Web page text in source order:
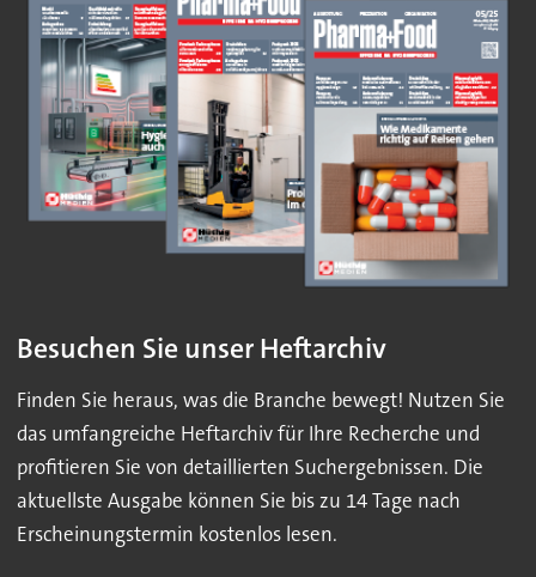
Besuchen Sie unser Heftarchiv
Finden Sie heraus, was die Branche bewegt! Nutzen Sie
das umfangreiche Heftarchiv für Ihre Recherche und
profitieren Sie von detaillierten Suchergebnissen. Die
aktuellste Ausgabe können Sie bis zu 14 Tage nach
Erscheinungstermin kostenlos lesen.